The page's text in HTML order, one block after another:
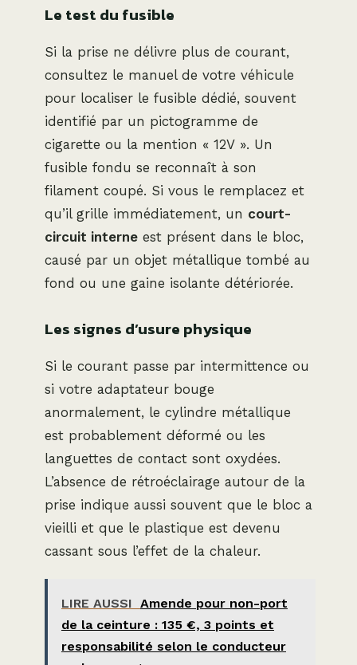
Le test du fusible
Si la prise ne délivre plus de courant,
consultez le manuel de votre véhicule
pour localiser le fusible dédié, souvent
identifié par un pictogramme de
cigarette ou la mention « 12V ». Un
fusible fondu se reconnaît à son
filament coupé. Si vous le remplacez et
qu’il grille immédiatement, un court-
circuit interne est présent dans le bloc,
causé par un objet métallique tombé au
fond ou une gaine isolante détériorée.
Les signes d’usure physique
Si le courant passe par intermittence ou
si votre adaptateur bouge
anormalement, le cylindre métallique
est probablement déformé ou les
languettes de contact sont oxydées.
L’absence de rétroéclairage autour de la
prise indique aussi souvent que le bloc a
vieilli et que le plastique est devenu
cassant sous l’effet de la chaleur.
LIRE AUSSI Amende pour non-port
de la ceinture : 135 €, 3 points et
responsabilité selon le conducteur